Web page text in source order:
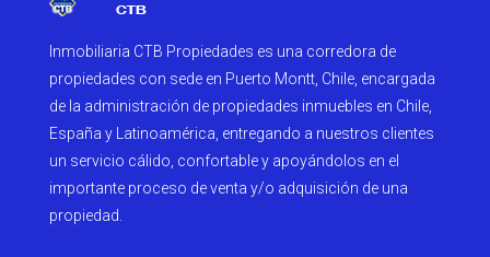
Inmobiliaria CTB Propiedades es una corredora de
propiedades con sede en Puerto Montt, Chile, encargada
de la administración de propiedades inmuebles en Chile,
España y Latinoamérica, entregando a nuestros clientes
un servicio cálido, confortable y apoyándolos en el
importante proceso de venta y/o adquisición de una
propiedad.